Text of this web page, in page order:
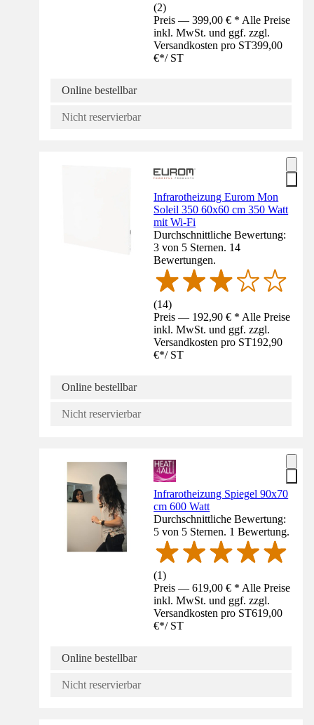
(2)
Preis — 399,00 € * Alle Preise
inkl. MwSt. und ggf. zzgl.
Versandkosten pro ST399,00
€*/ ST
Online bestellbar
Nicht reservierbar
Infrarotheizung Eurom Mon
Soleil 350 60x60 cm 350 Watt
mit Wi-Fi
Durchschnittliche Bewertung:
3 von 5 Sternen. 14
Bewertungen.
(14)
Preis — 192,90 € * Alle Preise
inkl. MwSt. und ggf. zzgl.
Versandkosten pro ST192,90
€*/ ST
Online bestellbar
Nicht reservierbar
Infrarotheizung Spiegel 90x70
cm 600 Watt
Durchschnittliche Bewertung:
5 von 5 Sternen. 1 Bewertung.
(1)
Preis — 619,00 € * Alle Preise
inkl. MwSt. und ggf. zzgl.
Versandkosten pro ST619,00
€*/ ST
Online bestellbar
Nicht reservierbar